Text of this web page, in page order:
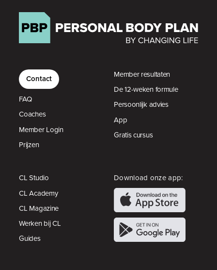
Contact
FAQ
Coaches
Member Login
Prijzen
Member resultaten
De 12-weken formule
Persoonlijk advies
App
Gratis cursus
CL Studio
CL Academy
CL Magazine
Werken bij CL
Guides
Download onze app: